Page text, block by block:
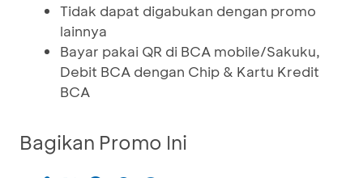
Tidak dapat digabukan dengan promo
lainnya
Bayar pakai QR di BCA mobile/Sakuku,
Debit BCA dengan Chip & Kartu Kredit
BCA
Bagikan Promo Ini